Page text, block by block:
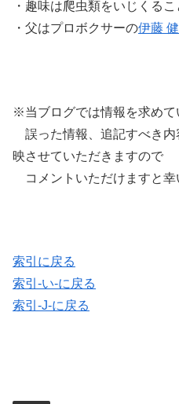
・趣味は爬虫類をいじくるこ
・父はプロボクサーの伊藤
※当ブログでは情報を求めて
誤った情報、追記すべき内
映させていただきますので
コメントいただけますと幸
索引に戻る
索引-い-に戻る
索引-J-に戻る